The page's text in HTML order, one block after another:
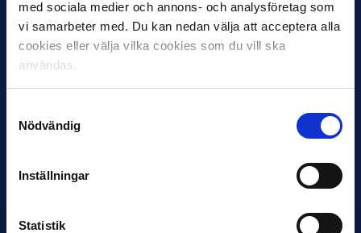
med sociala medier och annons- och analysföretag som
vi samarbeter med. Du kan nedan välja att acceptera alla
cookies eller välja vilka cookies som du vill ska
användas.
Nödvändig
Inställningar
Statistik
Juli: Thomas Lagerlöf och Kim Bergstrand,
Djurgården
Augusti: Martí Cifuentes, Hammarby
September: Thomas Lagerlöf och Kim Bergstrand,
Djurgården